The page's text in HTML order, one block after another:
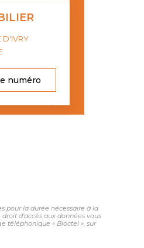
D'IVRY
numéro
pour la durée nécessaire à la
d'accès aux données vous
téléphonique « Bloctel », sur